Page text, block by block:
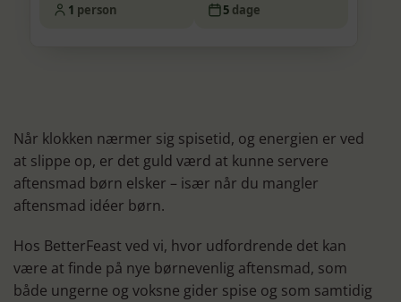
1 person 5 dage
Når klokken nærmer sig spisetid, og energien er ved
at slippe op, er det guld værd at kunne servere
aftensmad børn elsker – især når du mangler
aftensmad idéer børn.
Hos BetterFeast ved vi, hvor udfordrende det kan
være at finde på nye børnevenlig aftensmad, som
både ungerne og voksne gider spise og som samtidig